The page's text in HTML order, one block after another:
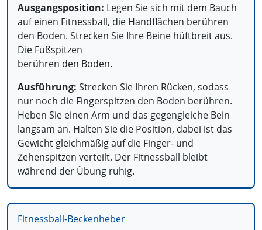
Ausgangsposition: Legen Sie sich mit dem Bauch
auf einen Fitnessball, die Handflächen berühren
den Boden. Strecken Sie Ihre Beine hüftbreit aus.
Die Fußspitzen
berühren den Boden.
Ausführung: Strecken Sie Ihren Rücken, sodass
nur noch die Fingerspitzen den Boden berühren.
Heben Sie einen Arm und das gegengleiche Bein
langsam an. Halten Sie die Position, dabei ist das
Gewicht gleichmäßig auf die Finger- und
Zehenspitzen verteilt. Der Fitnessball bleibt
während der Übung ruhig.
Fitnessball-Beckenheber